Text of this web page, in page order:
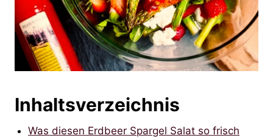
Inhaltsverzeichnis
Was diesen Erdbeer Spargel Salat so frisch